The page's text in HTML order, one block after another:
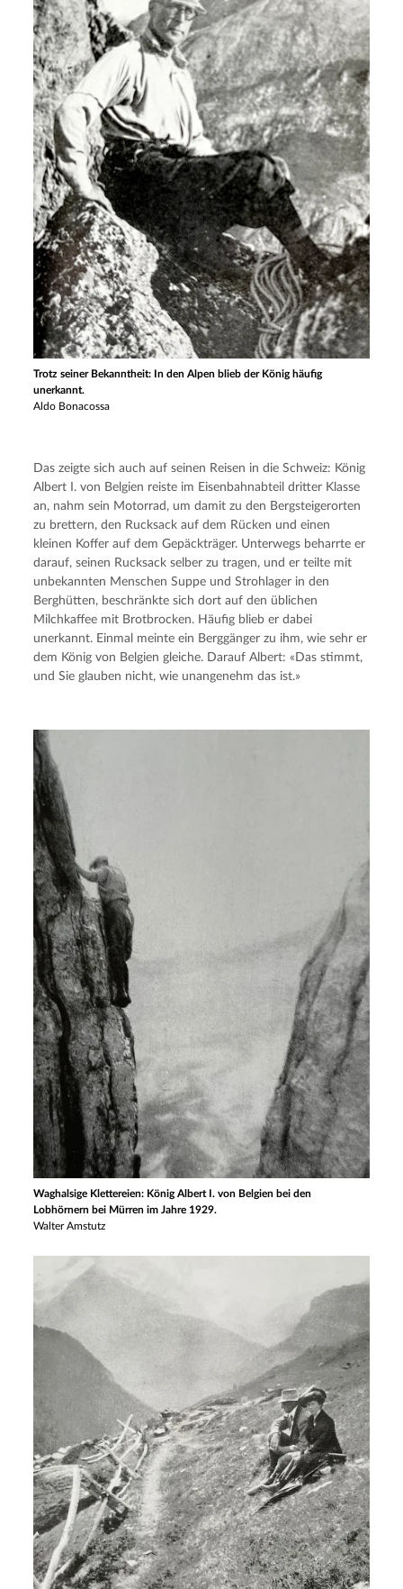
Trotz seiner Bekanntheit: In den Alpen blieb der König häufig
unerkannt.
Aldo Bonacossa
Das zeigte sich auch auf seinen Reisen in die Schweiz: König
Albert I. von Belgien reiste im Eisenbahnabteil dritter Klasse
an, nahm sein Motorrad, um damit zu den Bergsteigerorten
zu brettern, den Rucksack auf dem Rücken und einen
kleinen Koffer auf dem Gepäckträger. Unterwegs beharrte er
darauf, seinen Rucksack selber zu tragen, und er teilte mit
unbekannten Menschen Suppe und Strohlager in den
Berghütten, beschränkte sich dort auf den üblichen
Milchkaffee mit Brotbrocken. Häufig blieb er dabei
unerkannt. Einmal meinte ein Berggänger zu ihm, wie sehr er
dem König von Belgien gleiche. Darauf Albert: «Das stimmt,
und Sie glauben nicht, wie unangenehm das ist.»
Waghalsige Klettereien: König Albert I. von Belgien bei den
Lobhörnern bei Mürren im Jahre 1929.
Walter Amstutz